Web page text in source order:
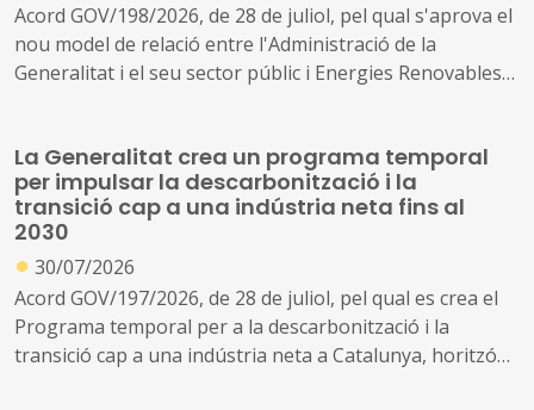
Acord GOV/198/2026, de 28 de juliol, pel qual s'aprova el
nou model de relació entre l'Administració de la
Generalitat i el seu sector públic i Energies Renovables
en l'àmbit de l'energia
La Generalitat crea un programa temporal
per impulsar la descarbonització i la
transició cap a una indústria neta fins al
2030
● 30/07/2026
Acord GOV/197/2026, de 28 de juliol, pel qual es crea el
Programa temporal per a la descarbonització i la
transició cap a una indústria neta a Catalunya, horitzó